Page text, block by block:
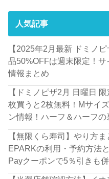
人気記事
【2025年2月最新 ドミノ
品50%OFFは週末限定！
情報まとめ
【ドミノピザ2月 日曜日
枚買うと2枚無料！Mサイ
ン情報！ハーフ＆ハーフの
【無限くら寿司】やり方
EPARKの利用・予約方法
Payクーポンで5％引きも併